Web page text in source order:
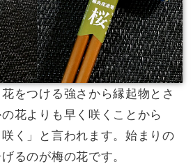
をつける強さから縁起物とさ
花よりも早く咲くことから
咲く」と言われます。始まりの
るのが梅の花です。